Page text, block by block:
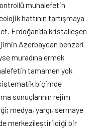
muhalefetin
hattının tartışmaya
Erdoğan’da kristalleşen
Azerbaycan benzeri
muradına ermek
tamamen yok
biçimde
sonuçlarının rejim
medya, yargı, sermaye
merkezîleştirildiği bir